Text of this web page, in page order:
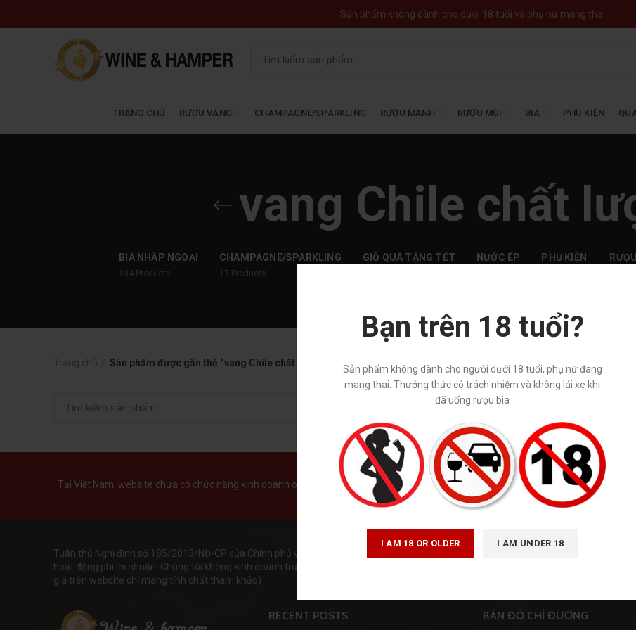
Bạn trên 18 tuổi?
Sản phẩm không dành cho người dưới 18 tuổi, phụ nữ đang
mang thai. Thưởng thức có trách nhiệm và không lái xe khi
đã uống rượu bia
I AM 18 OR OLDER I AM UNDER 18
TRANG CHỦ RƯỢU VANG CHAMPAGNE/SPARKLING RƯỢU MẠNH RƯỢU MÙI BIA PHỤ KIỆN
vang Chile chất
BIA NHẬP NGOẠI
134 Products
CHAMPAGNE/SPARKLING
17 Products
GIỎ QUÀ TẶNG TẾT NƯỚC ÉP PHỤ KIỆN
Sản phẩm được gắn thẻ “vang Chile chất lượng”
Tại Việt Nam, website chưa có chức năng kinh doanh online và các sản phẩm rượu mạnh quý vị vui lòng gọi điện thoại trực tiếp cho
Tuân thủ Nghị định số 185/2013/NĐ-CP của Chính phủ và luật quảng cáo số 16/2012/QH13 về kinh doanh bán hàng qua mạng.
hoạt động phi lơi nhuận. Chúng tôi không kinh doanh trực tiếp bán trên internet. Vui lòng đến trực tiếp đến các cửa hàng và hệ thống
giá trên website chỉ mang tính chất tham khảo)
RECENT POSTS BẢN ĐỒ CHỈ ĐƯỜNG
Sản phẩm không dành cho dưới 18 tuổi và phụ nữ mang thai